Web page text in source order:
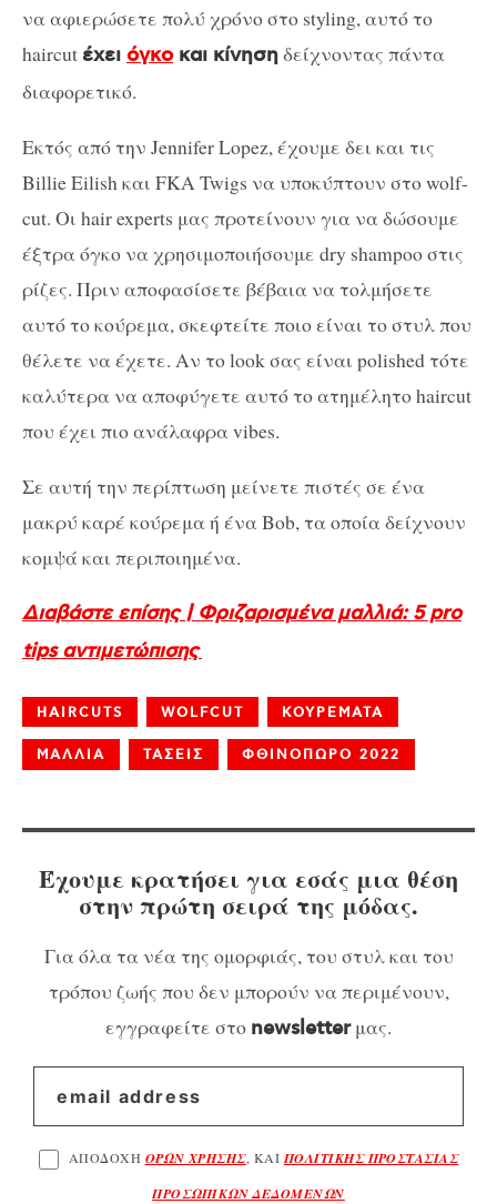
να αφιερώσετε πολύ χρόνο στο styling, αυτό το
haircut έχει όγκοκαι κίνησηδείχνοντας πάντα
διαφορετικό.
Εκτός από την Jennifer Lopez, έχουμε δει και τις
Billie Eilish και FKA Twigs να υποκύπτουν στο wolf-
cut. Οι hair experts μας προτείνουν για να δώσουμε
έξτρα όγκο να χρησιμοποιήσουμε dry shampoo στις
ρίζες. Πριν αποφασίσετε βέβαια να τολμήσετε
αυτό το κούρεμα, σκεφτείτε ποιο είναι το στυλ που
θέλετε να έχετε. Αν το look σας είναι polished τότε
καλύτερα να αποφύγετε αυτό το ατημέλητο haircut
που έχει πιο ανάλαφρα vibes.
Σε αυτή την περίπτωση μείνετε πιστές σε ένα
μακρύ καρέ κούρεμα ή ένα Bob, τα οποία δείχνουν
κομψά και περιποιημένα.
Διαβάστε επίσης | Φριζαρισμένα μαλλιά: 5 pro
tips αντιμετώπισης
HAIRCUTS WOLFCUT ΚΟΥΡΕΜΑΤΑ
ΜΑΛΛΙΑ ΤΑΣΕΙΣ ΦΘΙΝΟΠΩΡΟ 2022
Έχουμε κρατήσει για εσάς μια θέση
στην πρώτη σειρά της μόδας.
Για όλα τα νέα της ομορφιάς, του στυλ και του
τρόπου ζωής που δεν μπορούν να περιμένουν,
εγγραφείτε στο newsletterμας.
ΑΠΟΔΟΧΗ ΟΡΩΝ ΧΡΗΣΗΣ, ΚΑΙ ΠΟΛΙΤΙΚΗΣ ΠΡΟΣΤΑΣΙΑΣ
ΠΡΟΣΩΠΙΚΩΝ ΔΕΔΟΜΕΝΩΝ